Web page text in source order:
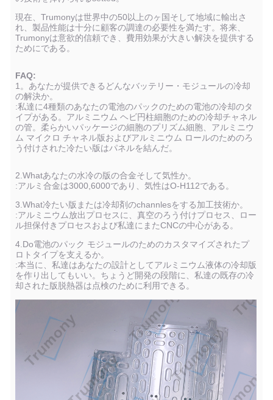
現在、Trumonyは世界中の50以上のヶ国そして地域に輸出さ
れ、製品性能は十分に顧客の調達の必要性を満たす。将来、
Trumonyは意欲的信頼でき、費用効果が大きい解決を提供する
ためにである。
FAQ:
1。あなたが提供できるどんなバッテリー・モジュールの冷却
の解決か。
:私達に4種類のあなたの電池のパックのための電池の冷却のタ
イプがある。アルミニウム ヘビ円柱細胞のための冷却チャネル
の管。柔らかいパッケージの細胞のプリズム細胞、アルミニウ
ム マイクロ チャネル版およびアルミニウム ロールのためのろ
う付けされた冷たい版はパネルを結んだ。
2.Whatあなたの水冷の版の合金そして気性か。
:アルミ合金は3000,6000であり、気性はO-H112である。
3.What冷たい版または冷却剤のchannlesをする加工技術か。
:アルミニウム放出プロセスに、真空のろう付けプロセス、ロー
ル担保付きプロセスおよび私達にまたCNCの中心がある。
4.Do電池のパック モジュールのためのカスタマイズされたプ
ロトタイプを支えるか。
:本当に、私達はあなたの設計としてアルミニウム液体の冷却版
を作り出してもいい。ちょうど開発の段階に、私達の既存の冷
却された版脱熱器は点検のために利用できる。